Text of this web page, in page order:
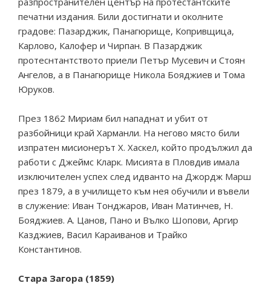
печатни издания. Били достигнати и околните
градове: Пазарджик, Панагюрище, Копривщица,
Карлово, Калофер и Чирпан. В Пазарджик
протеснтантството приели Петър Мусевич и Стоян
Ангелов, а в Панагюрище Никола Бояджиев и Тома
Юруков.
През 1862 Мириам бил нападнат и убит от
разбойници край Харманли. На негово място били
изпратен мисионерът Х. Хаскел, който продължил да
работи с Джеймс Кларк. Мисията в Пловдив имала
изключителен успех след идванто на Джордж Марш
през 1879, а в училището към нея обучили и въвели
в служение: Иван Тонджаров, Иван Матинчев, Н.
Бояджиев. А. Цанов, Пано и Вълко Шопови, Аргир
Казджиев, Васил Караиванов и Трайко
Константинов.
Стара Загора (1859)